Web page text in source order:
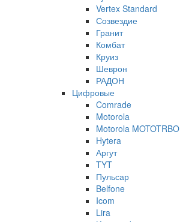
Vertex Standard
Созвездие
Гранит
Комбат
Круиз
Шеврон
РАДОН
Цифровые
Comrade
Motorola
Motorola MOTOTRBO
Hytera
Аргут
TYT
Пульсар
Belfone
Icom
Lira